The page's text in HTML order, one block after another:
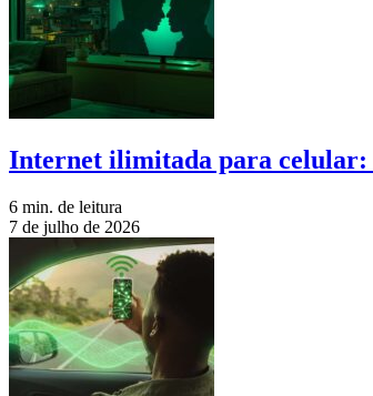
Internet ilimitada para celular:
6 min. de leitura
7 de julho de 2026